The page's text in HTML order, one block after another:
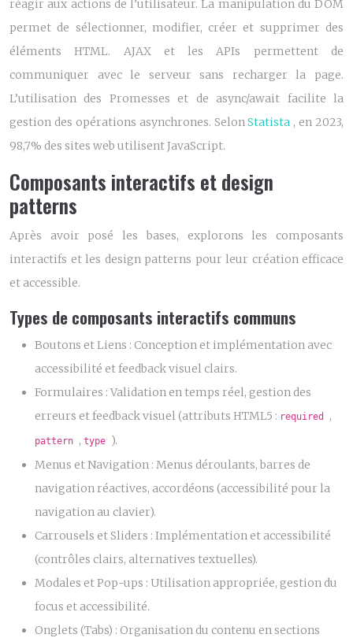
réagir aux actions de l’utilisateur. La manipulation du DOM
permet de sélectionner, modifier, créer et supprimer des
éléments HTML. AJAX et les APIs permettent de
communiquer avec le serveur sans recharger la page.
L’utilisation des Promesses et de async/await facilite la
gestion des opérations asynchrones. SelonStatista , en 2023,
98,7% des sites web utilisent JavaScript.
Composants interactifs et design
patterns
Après avoir posé les bases, explorons les composants
interactifs et les design patterns pour leur création efficace
et accessible.
Types de composants interactifs communs
Boutons et Liens : Conception et implémentation avec
accessibilité et feedback visuel clairs.
Formulaires : Validation en temps réel, gestion des
erreurs et feedback visuel (attributs HTML5 : required ,
pattern , type ).
Menus et Navigation : Menus déroulants, barres de
navigation réactives, accordéons (accessibilité pour la
navigation au clavier).
Carrousels et Sliders : Implémentation et accessibilité
(contrôles clairs, alternatives textuelles).
Modales et Pop-ups : Utilisation appropriée, gestion du
focus et accessibilité.
Onglets (Tabs) : Organisation du contenu en sections